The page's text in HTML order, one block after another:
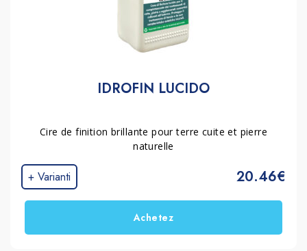
IDROFIN LUCIDO
Cire de finition brillante pour terre cuite et pierre
naturelle
+ Varianti 20.46€
Achetez